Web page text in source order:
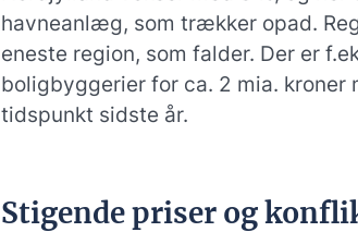
havneanlæg, som trækker opad.
eneste region, som falder. Der er
boligbyggerier for ca. 2 mia. kroner
tidspunkt sidste år.
Stigende priser og